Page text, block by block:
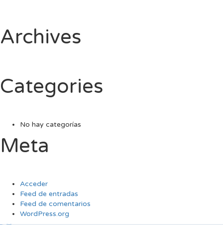
Archives
Categories
No hay categorías
Meta
Acceder
Feed de entradas
Feed de comentarios
WordPress.org